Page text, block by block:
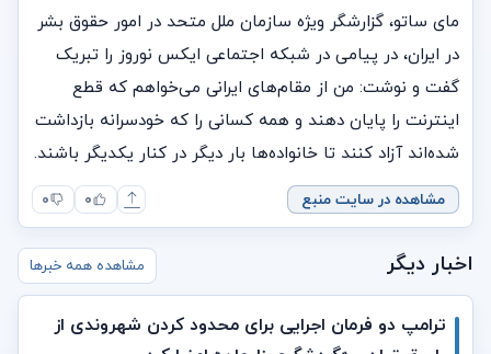
مای ساتو، گزارشگر ویژه سازمان ملل متحد در امور حقوق بشر
در ایران، در پیامی در شبکه اجتماعی ایکس نوروز را تبریک
گفت و نوشت: من از مقام‌های ایرانی می‌خواهم که قطع
اینترنت را پایان دهند و همه کسانی را که خودسرانه بازداشت
شده‌اند آزاد کنند تا خانواده‌ها بار دیگر در کنار یکدیگر باشند.
مشاهده در سایت منبع ۰ ۰
اخبار دیگر مشاهده همه خبرها
ترامپ دو فرمان اجرایی برای محدود کردن شهروندی از